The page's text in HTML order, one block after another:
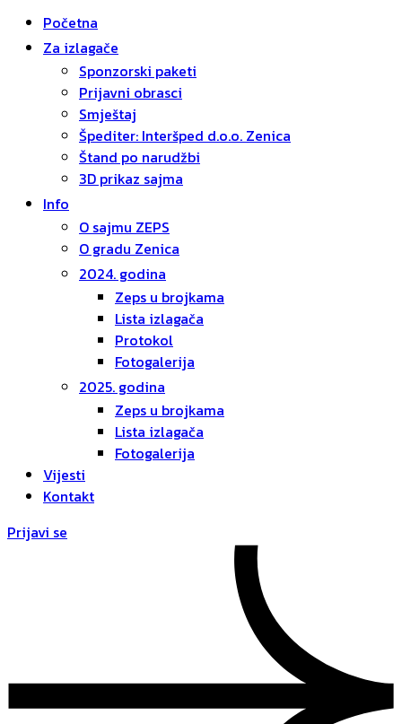
Početna
Za izlagače
Sponzorski paketi
Prijavni obrasci
Smještaj
Špediter: Interšped d.o.o. Zenica
Štand po narudžbi
3D prikaz sajma
Info
O sajmu ZEPS
O gradu Zenica
2024. godina
Zeps u brojkama
Lista izlagača
Protokol
Fotogalerija
2025. godina
Zeps u brojkama
Lista izlagača
Fotogalerija
Vijesti
Kontakt
Prijavi se